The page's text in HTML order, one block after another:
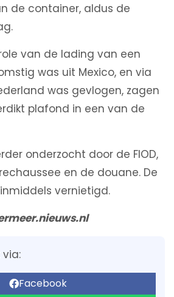
de container, aldus de
van de lading van een
was uit Mexico, en via
was gevlogen, zagen
plafond in een van de
onderzocht door de FIOD,
en de douane. De
vernietigd.
Facebook